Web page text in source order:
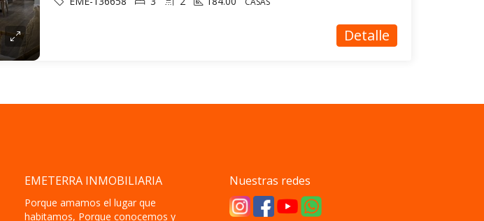
Detalle
EMETERRA INMOBILIARIA
Porque amamos el lugar que
habitamos, Porque conocemos y
Nuestras redes